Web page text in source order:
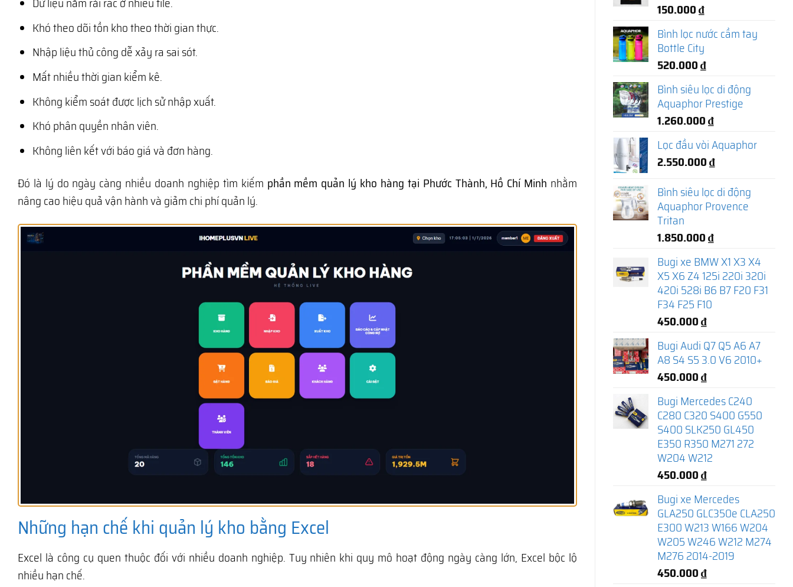
Khó theo dõi tồn kho theo thời gian thực.
Nhập liệu thủ công dễ xảy ra sai sót.
Mất nhiều thời gian kiểm kê.
Không kiểm soát được lịch sử nhập xuất.
Khó phân quyền nhân viên.
Không liên kết với báo giá và đơn hàng.
Đó là lý do ngày càng nhiều doanh nghiệp tìm kiếm phần mềm quản lý kho hàng tại Phước Thành, Hồ Chí Minh nhằm
nâng cao hiệu quả vận hành và giảm chi phí quản lý.
Những hạn chế khi quản lý kho bằng Excel
Excel là công cụ quen thuộc đối với nhiều doanh nghiệp. Tuy nhiên khi quy mô hoạt động ngày càng lớn, Excel bộc lộ
nhiều hạn chế.
150.000₫
Bình lọc nước cầm tay
Bottle City
520.000₫
Bình siêu lọc di động
Aquaphor Prestige
1.260.000₫
Lọc đầu vòi Aquaphor
2.550.000₫
Bình siêu lọc di động
Aquaphor Provence
Tritan
1.850.000₫
Bugi xe BMW X1 X3 X4
X5 X6 Z4 125i 220i 320i
420i 528i B6 B7 F20 F31
F34 F25 F10
450.000₫
Bugi Audi Q7 Q5 A6 A7
A8 S4 S5 3.0 V6 2010+
450.000₫
Bugi Mercedes C240
C280 C320 S400 G550
S400 SLK250 GL450
E350 R350 M271 272
W204 W212
450.000₫
Bugi xe Mercedes
GLA250 GLC350e CLA250
E300 W213 W166 W204
W205 W246 W212 M274
M276 2014-2019
450.000₫